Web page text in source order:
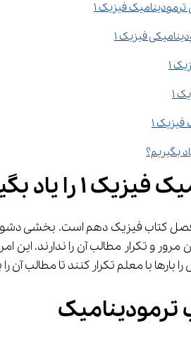
ترمودینامیک فیزیک ۱
فیزیک ۱
۱
۱
فیزیک ۱
بگیریم؟
را یاد بگیریم؟
کتاب فیزیک دهم است. بخشی دشوار
بارها با معلم تکرار کنند تا مطالب آن را
ترمودینامیک